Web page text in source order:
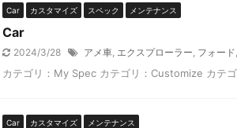
Car カスタマイズ スペック メンテナンス
Car
2024/3/28 アメ車, エクスプローラー, フォード,
カテゴリ：My Spec カテゴリ：Customize カテ
Car カスタマイズ メンテナンス